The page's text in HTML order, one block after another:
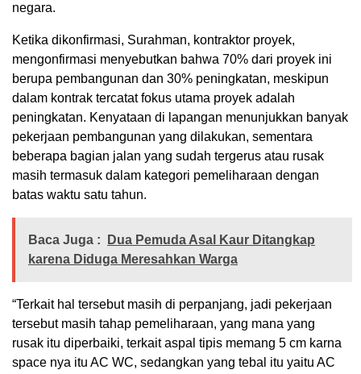
negara.
Ketika dikonfirmasi, Surahman, kontraktor proyek,
mengonfirmasi menyebutkan bahwa 70% dari proyek ini
berupa pembangunan dan 30% peningkatan, meskipun
dalam kontrak tercatat fokus utama proyek adalah
peningkatan. Kenyataan di lapangan menunjukkan banyak
pekerjaan pembangunan yang dilakukan, sementara
beberapa bagian jalan yang sudah tergerus atau rusak
masih termasuk dalam kategori pemeliharaan dengan
batas waktu satu tahun.
Baca Juga :
Dua Pemuda Asal Kaur Ditangkap
karena Diduga Meresahkan Warga
“Terkait hal tersebut masih di perpanjang, jadi pekerjaan
tersebut masih tahap pemeliharaan, yang mana yang
rusak itu diperbaiki, terkait aspal tipis memang 5 cm karna
space nya itu AC WC, sedangkan yang tebal itu yaitu AC